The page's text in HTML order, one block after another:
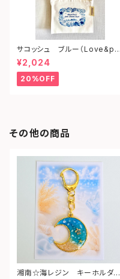
サコッシュ ブルー（Love&pe
ace from shonan)
¥2,024
20%OFF
その他の商品
湘南☆海レジン キーホルダー